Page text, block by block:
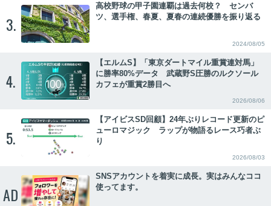
3.
高校野球の甲子園連覇は過去何校？ センバ
ツ、選手権、春夏、夏春の連続優勝を振り返る
2024/08/05
4.
【エルムS】「東京ダートマイル重賞連対馬」
に勝率80%データ 武蔵野S圧勝のルクソール
カフェが重賞2勝目へ
2026/08/06
5.
【アイビスSD回顧】24年ぶりレコード更新のピ
ューロマジック ラップが物語るレース巧者ぶ
り
2026/08/03
AD
SNSアカウントを着実に成長。実はみんなココ
使ってます。